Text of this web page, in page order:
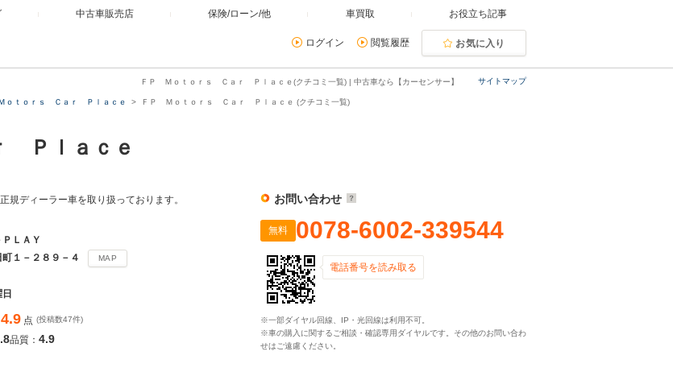
中古車販売店 保険/ローン/他 車買取 お役立ち記事
ログイン 閲覧履歴 お気に入り
サイトマップ
ＦＰ Ｍｏｔｏｒｓ Ｃａｒ Ｐｌａｃｅ(クチコミ一覧) | 中古車なら【カーセンサー】
ｏｔｏｒｓ Ｃａｒ Ｐｌａｃｅ ＦＰ Ｍｏｔｏｒｓ Ｃａｒ Ｐｌａｃｅ (クチコミ一覧)
Ｐｌａｃｅ
ディーラー車を取り扱っております。
ＬＡＹ
１－２８９－４ MAP
4.9 点 (投稿数47件)
品質： 4.9
お問い合わせ
無料 0078-6002-339544
電話番号を読み取る
※一部ダイヤル回線、IP・光回線は利用不可。
※車の購入に関するご相談・確認専用ダイヤルです。その他のお問い合わ
せはご遠慮ください。